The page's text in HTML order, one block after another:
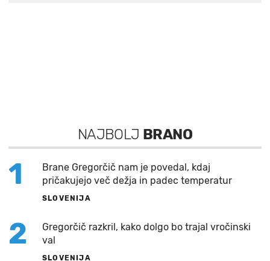
NAJBOLJ BRANO
1
Brane Gregorčič nam je povedal, kdaj
pričakujejo več dežja in padec temperatur
SLOVENIJA
2
Gregorčič razkril, kako dolgo bo trajal vročinski
val
SLOVENIJA